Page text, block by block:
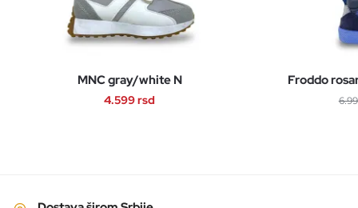
MNC gray/white N
4.599rsd
varijanti.
Froddo